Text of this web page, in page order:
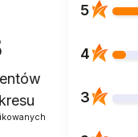
5
4
3